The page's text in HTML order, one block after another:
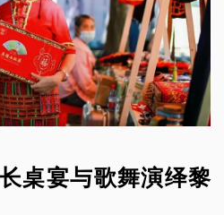
桌宴与歌舞演绎黎